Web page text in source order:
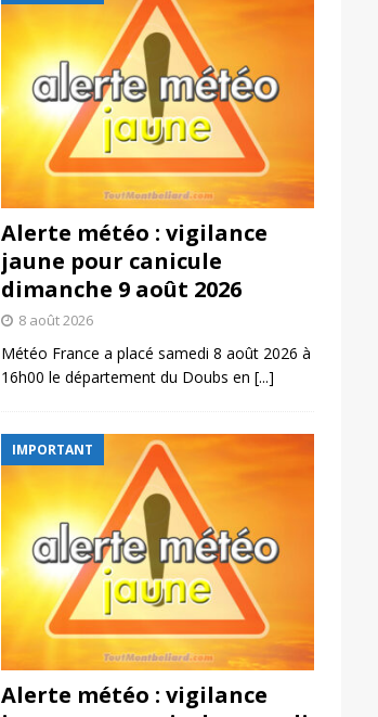
Alerte météo : vigilance
jaune pour canicule
dimanche 9 août 2026
8 août 2026
Météo France a placé samedi 8 août 2026 à
16h00 le département du Doubs en [...]
IMPORTANT
Alerte météo : vigilance